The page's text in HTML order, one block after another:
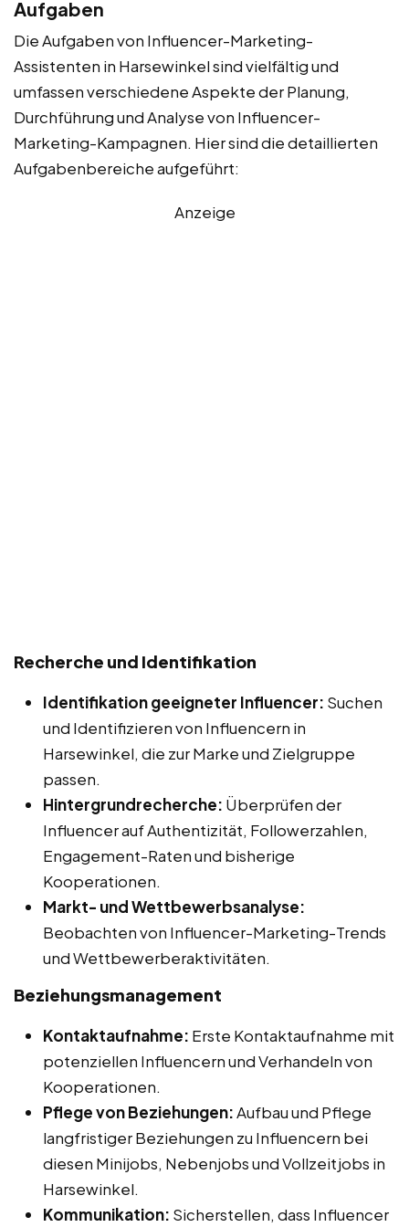
Aufgaben
Die Aufgaben von Influencer-Marketing-
Assistenten in Harsewinkel sind vielfältig und
umfassen verschiedene Aspekte der Planung,
Durchführung und Analyse von Influencer-
Marketing-Kampagnen. Hier sind die detaillierten
Aufgabenbereiche aufgeführt:
Anzeige
Recherche und Identifikation
Identifikation geeigneter Influencer: Suchen
und Identifizieren von Influencern in
Harsewinkel, die zur Marke und Zielgruppe
passen.
Hintergrundrecherche: Überprüfen der
Influencer auf Authentizität, Followerzahlen,
Engagement-Raten und bisherige
Kooperationen.
Markt- und Wettbewerbsanalyse:
Beobachten von Influencer-Marketing-Trends
und Wettbewerberaktivitäten.
Beziehungsmanagement
Kontaktaufnahme: Erste Kontaktaufnahme mit
potenziellen Influencern und Verhandeln von
Kooperationen.
Pflege von Beziehungen:Aufbau und Pflege
langfristiger Beziehungen zu Influencern bei
diesen Minijobs, Nebenjobs und Vollzeitjobs in
Harsewinkel.
Kommunikation: Sicherstellen, dass Influencer